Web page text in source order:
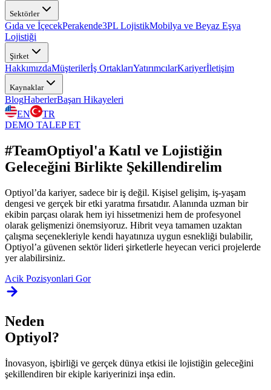
Sektörler
Gıda ve İçecekPerakende3PL LojistikMobilya ve Beyaz Eşya
Lojistiği
Şirket
HakkımızdaMüşterilerİş OrtaklarıYatırımcılarKariyerİletişim
Kaynaklar
BlogHaberlerBaşarı Hikayeleri
EN
TR
DEMO TALEP ET
#TeamOptiyol'a Katıl ve Lojistiğin
Geleceğini Birlikte Şekillendirelim
Optiyol’da kariyer, sadece bir iş değil. Kişisel gelişim, iş-yaşam
dengesi ve gerçek bir etki yaratma fırsatıdır. Alanında uzman bir
ekibin parçası olarak hem iyi hissetmenizi hem de profesyonel
olarak gelişmenizi önemsiyoruz. Hibrit veya tamamen uzaktan
çalışma seçenekleriyle kendi hayatınıza uygun esnekliği bulabilir,
Optiyol’a güvenen sektör lideri şirketlerle heyecan verici projelerde
yer alabilirsiniz.
Acik Pozisyonlari Gor
Neden
Optiyol?
İnovasyon, işbirliği ve gerçek dünya etkisi ile lojistiğin geleceğini
şekillendiren bir ekiple kariyerinizi inşa edin.